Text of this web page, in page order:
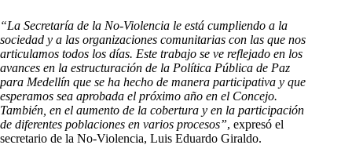
“La Secretaría de la No-Violencia le está cumpliendo a la
sociedad y a las organizaciones comunitarias con las que nos
articulamos todos los días. Este trabajo se ve reflejado en los
avances en la estructuración de la Política Pública de Paz
para Medellín que se ha hecho de manera participativa y que
esperamos sea aprobada el próximo año en el Concejo.
También, en el aumento de la cobertura y en la participación
de diferentes poblaciones en varios procesos”, expresó el
secretario de la No-Violencia, Luis Eduardo Giraldo.